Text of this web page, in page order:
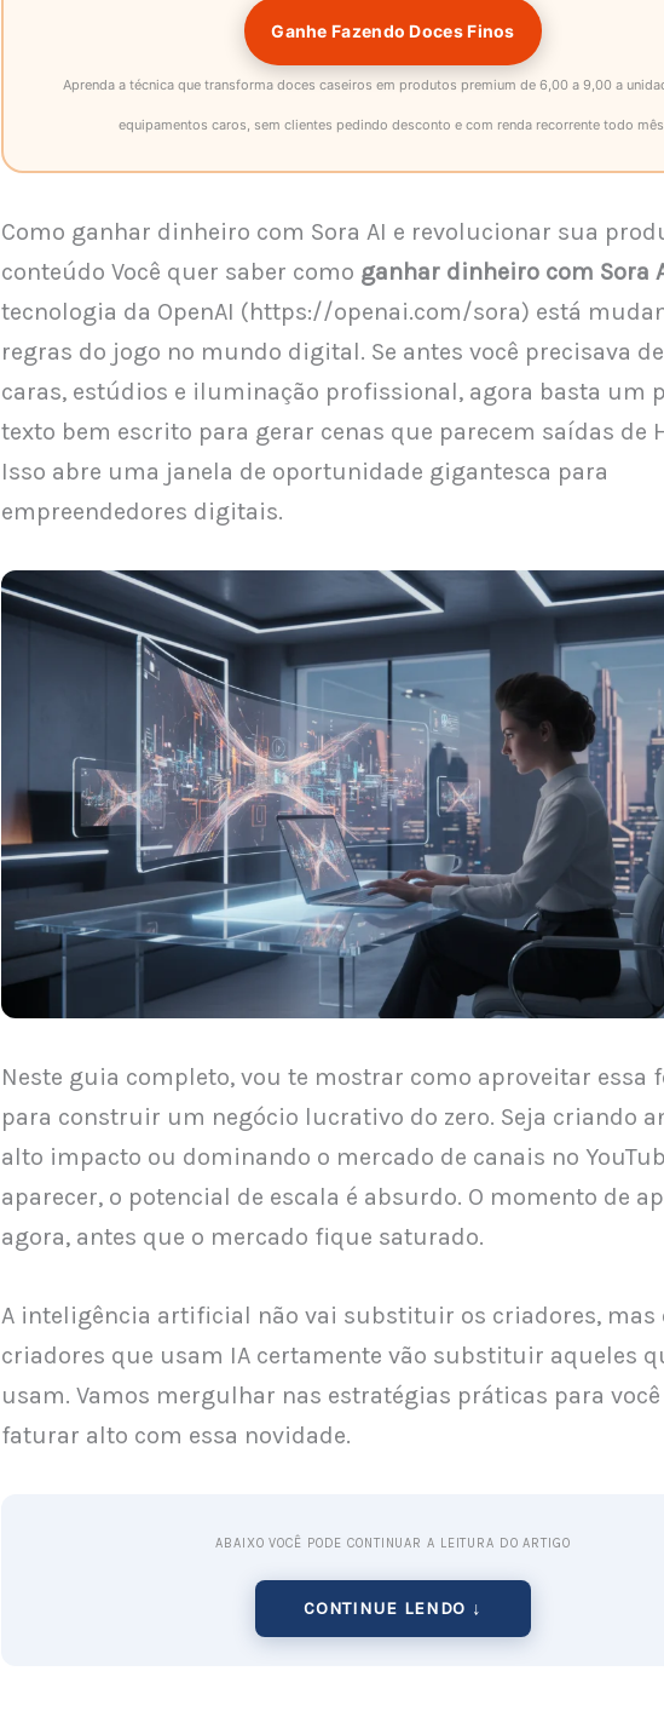
Ganhe Fazendo Doces Finos
Aprenda a técnica que transforma doces caseiros em produtos premium de 6,00 a 9,00 a
equipamentos caros, sem clientes pedindo desconto e com renda recorrente todo
Como ganhar dinheiro com Sora AI e revolucionar sua
conteúdo Você quer saber como ganhar dinheiro com Sora
tecnologia da OpenAI (https://openai.com/sora) está
regras do jogo no mundo digital. Se antes você precisava
caras, estúdios e iluminação profissional, agora basta um
texto bem escrito para gerar cenas que parecem saídas de
Isso abre uma janela de oportunidade gigantesca para
empreendedores digitais.
Neste guia completo, vou te mostrar como aproveitar essa
para construir um negócio lucrativo do zero. Seja criando
alto impacto ou dominando o mercado de canais no
aparecer, o potencial de escala é absurdo. O momento de
agora, antes que o mercado fique saturado.
A inteligência artificial não vai substituir os criadores, mas
criadores que usam IA certamente vão substituir aqueles
usam. Vamos mergulhar nas estratégias práticas para você
faturar alto com essa novidade.
ABAIXO VOCÊ PODE CONTINUAR A LEITURA DO ARTIGO
CONTINUE LENDO ↓